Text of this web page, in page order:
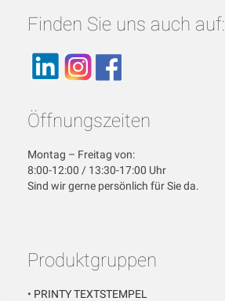
Finden Sie uns auch auf:
Öffnungszeiten
Montag – Freitag von:
8:00-12:00 / 13:30-17:00 Uhr
Sind wir gerne persönlich für Sie da.
Produktgruppen
• PRINTY TEXTSTEMPEL